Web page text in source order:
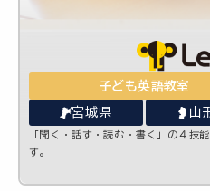
子ども英語教室
宮城県 山
「聞く・話す・読む・書く」の４技
す。